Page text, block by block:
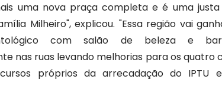
uma nova praça completa e é uma
Milheiro", explicou. "Essa região vai
com salão de beleza e
nas ruas levando melhorias para os quatro
próprios da arrecadação do IPTU e